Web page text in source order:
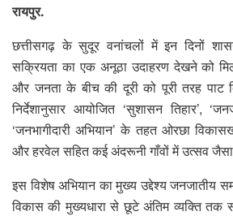
रायपुर.
छत्तीसगढ़ के सुदूर वनांचलों में इन दिनों
सक्रियता का एक अनूठा उदाहरण देखने को
और जनता के बीच की दूरी को पूरी तरह पाट
निर्देशानुसार आयोजित ‘सुशासन तिहार’,
‘जनभागीदारी अभियान’ के तहत ओरछा
और हरवेल सहित कई अंदरूनी गाँवों में उत्सव जैसा
इस विशेष अभियान का मुख्य उद्देश्य जनजातीय
विकास की मुख्यधारा से छूटे अंतिम व्यक्ति तक